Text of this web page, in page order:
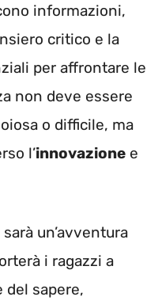
informazioni,
critico e la
per affrontare le
non deve essere
o difficile, ma
l’innovazione e
un’avventura
i ragazzi a
sapere,